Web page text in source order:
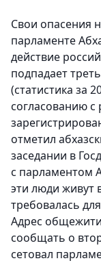
Свои опасения
парламенте
действие
подпадает
(статистика за
согласованию
отметил
заседании в
с парламентом
эти люди живут
требовалась
Адрес
сообщать о
сетовал